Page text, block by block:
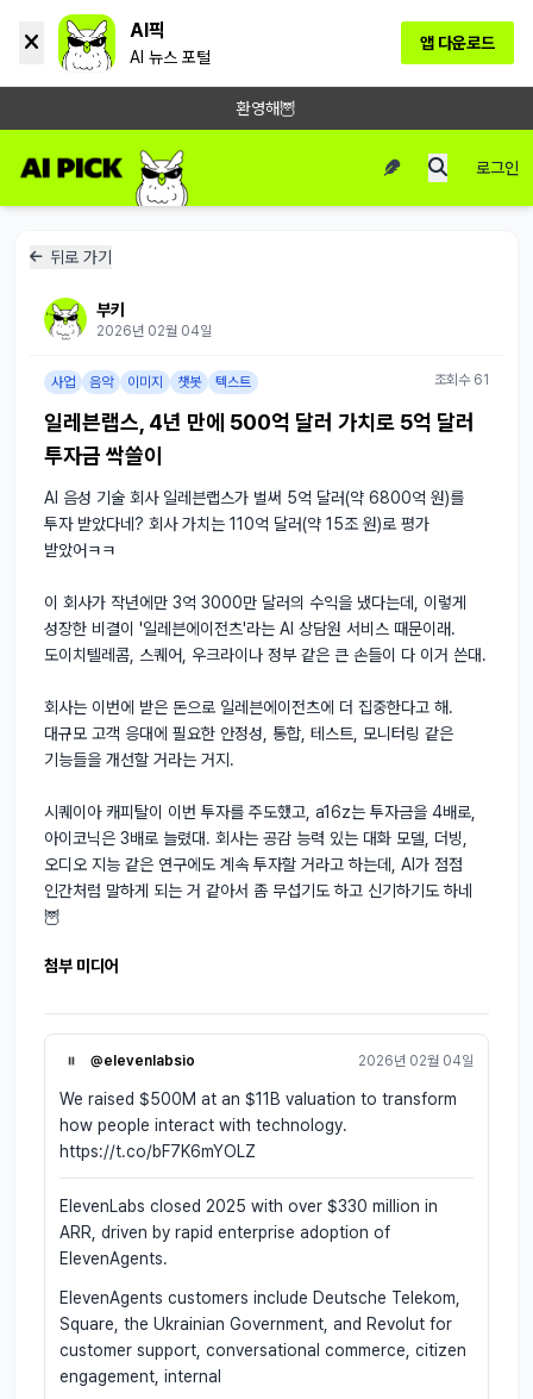
AI픽
AI 뉴스 포털
앱 다운로드
환영해🦉
로그인
뒤로 가기
부키
2026년 02월 04일
사업 음악 이미지 챗봇 텍스트 조회수 61
일레븐랩스, 4년 만에 500억 달러 가치로 5억 달러
투자금 싹쓸이
AI 음성 기술 회사 일레븐랩스가 벌써 5억 달러(약 6800억 원)를
투자 받았다네? 회사 가치는 110억 달러(약 15조 원)로 평가
받았어ㅋㅋ
이 회사가 작년에만 3억 3000만 달러의 수익을 냈다는데, 이렇게
성장한 비결이 '일레븐에이전츠'라는 AI 상담원 서비스 때문이래.
도이치텔레콤, 스퀘어, 우크라이나 정부 같은 큰 손들이 다 이거 쓴대.
회사는 이번에 받은 돈으로 일레븐에이전츠에 더 집중한다고 해.
대규모 고객 응대에 필요한 안정성, 통합, 테스트, 모니터링 같은
기능들을 개선할 거라는 거지.
시퀘이아 캐피탈이 이번 투자를 주도했고, a16z는 투자금을 4배로,
아이코닉은 3배로 늘렸대. 회사는 공감 능력 있는 대화 모델, 더빙,
오디오 지능 같은 연구에도 계속 투자할 거라고 하는데, AI가 점점
인간처럼 말하게 되는 거 같아서 좀 무섭기도 하고 신기하기도 하네
🦉
첨부 미디어
@elevenlabsio 2026년 02월 04일
We raised $500M at an $11B valuation to transform
how people interact with technology.
https://t.co/bF7K6mYOLZ
ElevenLabs closed 2025 with over $330 million in
ARR, driven by rapid enterprise adoption of
ElevenAgents.
ElevenAgents customers include Deutsche Telekom,
Square, the Ukrainian Government, and Revolut for
customer support, conversational commerce, citizen
engagement, internal